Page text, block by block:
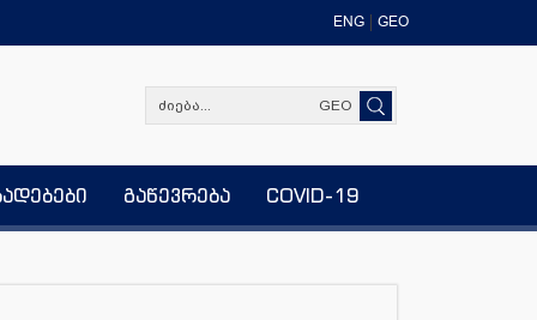
ENG GEO
GEO
გაწევრება COVID-19